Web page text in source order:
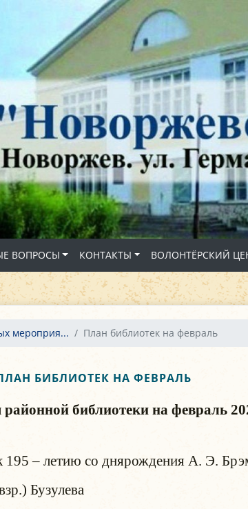
ВОПРОСЫ КОНТАКТЫ ВОЛОНТЁРСКИЙ
мероприя... План библиотек на февраль
БИБЛИОТЕК НА ФЕВРАЛЬ
библиотеки на февраль
– летию со днярождения А. Э.